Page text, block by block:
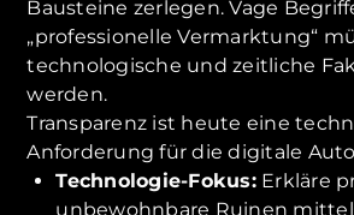
Bausteine zerlegen. Vage
„professionelle Vermarktung“
technologische und zeitliche
werden.
Transparenz ist heute eine
Anforderung für die digitale
Technologie-Fokus:Erkläre
unbewohnbare Ruinen